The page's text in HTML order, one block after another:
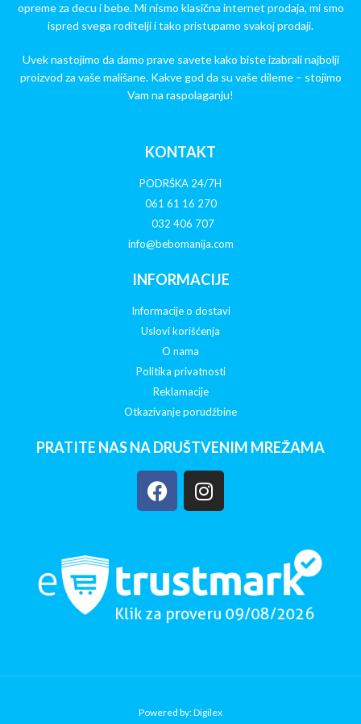
opreme za decu i bebe. Mi nismo klasična internet prodaja, mi smo
ispred svega roditelji i tako pristupamo svakoj prodaji.
Uvek nastojimo da damo prave savete kako biste izabrali najbolji
proizvod za vaše mališane. Kakve god da su vaše dileme – stojimo
Vam na raspolaganju!
KONTAKT
PODRŠKA 24/7H
061 61 16 270
032 406 707
info@bebomanija.com
INFORMACIJE
Informacije o dostavi
Uslovi korišćenja
O nama
Politika privatnosti
Reklamacije
Otkazivanje porudžbine
PRATITE NAS NA DRUŠTVENIM MREŽAMA
Powered by: Digilex